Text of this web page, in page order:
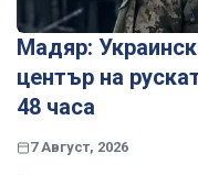
Мадяр:
център на
48 часа
7 Август, 2026